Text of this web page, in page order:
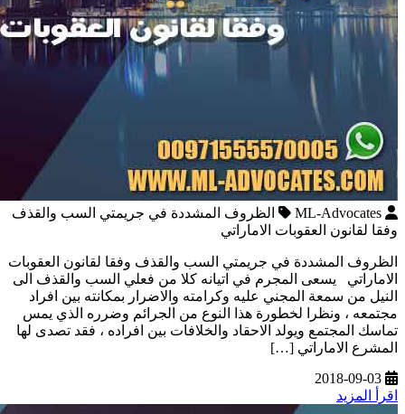
ML-Advocates
الظروف المشددة في جريمتي السب والقذف
وفقا لقانون العقوبات الاماراتي
الظروف المشددة في جريمتي السب والقذف وفقا لقانون العقوبات
الاماراتي يسعى المجرم في اتيانه كلا من فعلي السب والقذف الى
النيل من سمعة المجني عليه وكرامته والاضرار بمكانته بين افراد
مجتمعه ، ونظرا لخطورة هذا النوع من الجرائم وضرره الذي يمس
تماسك المجتمع ويولد الاحقاد والخلافات بين افراده ، فقد تصدى لها
المشرع الاماراتي […]
2018-09-03
اقرأ المزيد